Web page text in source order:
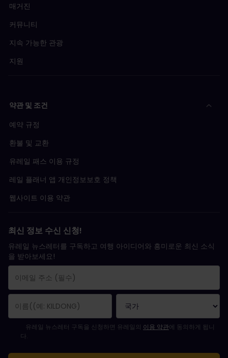
매거진
커뮤니티
지속 가능한 관광
지원
약관 및 조건
예약 규정
환불 및 교환
유레일 패스 이용 규정
레일 플래너 앱 개인정보보호 정책
웹사이트 이용 약관
최신 정보 수신 신청!
유레일 뉴스레터를 구독하고 여행 아이디어와 흥미로운 최신 소식
을 받아보세요!
구독 신청이 완료되었습니다.
이메일 주소는 필수 항목입니다.
유효하지 않은 이메일 주소입니다!
뉴스레터를 구독하는 중 오류가 발생했습니다. 나중에 다시 시도해 주세요.
귀하는 이미 이 뉴스레터를 구독했습니다!
뉴스레터 구독을 위해서는 이용 약관에 동의하셔야 합니다.
유레일 뉴스레터 구독을 신청하면 유레일의 이용 약관에 동의하게 됩니
다.